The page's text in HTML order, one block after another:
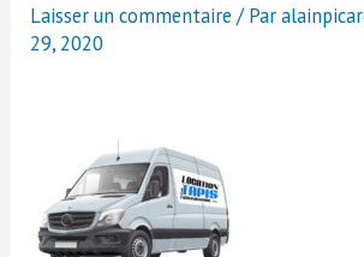
Laisser un commentaire / Par
29, 2020